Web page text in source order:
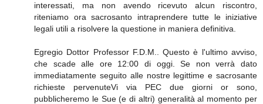
interessati, ma non avendo ricevuto alcun riscontro,
riteniamo ora sacrosanto intraprendere tutte le iniziative
legali utili a risolvere la questione in maniera definitiva.
Egregio Dottor Professor F.D.M.. Questo è l'ultimo avviso,
che scade alle ore 12:00 di oggi. Se non verrà dato
immediatamente seguito alle nostre legittime e sacrosante
richieste pervenuteVi via PEC due giorni or sono,
pubblicheremo le Sue (e di altri) generalità al momento per